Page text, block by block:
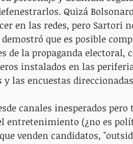
Quizá
en las redes, pero Sartori
que es posible
la propaganda electoral,
instalados en las
las encuestas
canales inesperados
entretenimiento (¿no es
venden candidatos,